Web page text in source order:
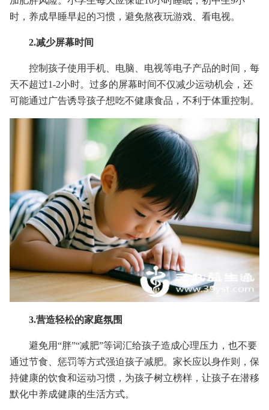
时，养成早睡早起的习惯，避免熬夜玩游戏、看电视。
2.减少屏幕时间
控制孩子使用手机、电脑、电视等电子产品的时间，每
天不超过1-2小时。过多的屏幕时间不仅减少运动机会，还
可能通过广告诱导孩子想吃不健康食品，不利于体重控制。
3.营造轻松的家庭氛围
避免用“胖”“减肥”等词汇给孩子造成心理压力，也不要
通过节食、惩罚等方式强迫孩子减肥。家长应以身作则，保
持健康的饮食和运动习惯，为孩子树立榜样，让孩子在潜移
默化中养成健康的生活方式。